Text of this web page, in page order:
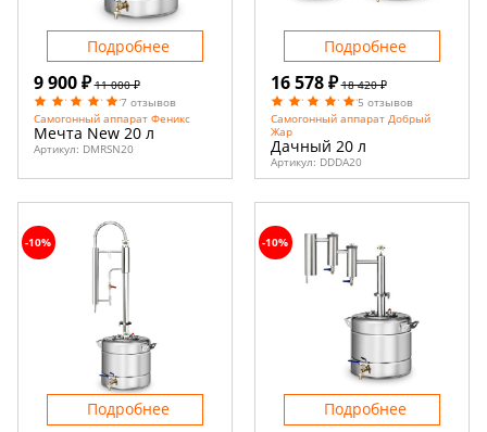
9 900 ₽ 11 000 ₽
7 отзывов
Самогонный аппарат Феникс
Мечта New 20 л
Артикул: DMRSN20
Подробнее
16 578 ₽ 18 420 ₽
5 отзывов
Самогонный аппарат Добрый
Жар
Дачный 20 л
Артикул: DDDA20
Подробнее
-10%
Подробнее
-10%
Подробнее